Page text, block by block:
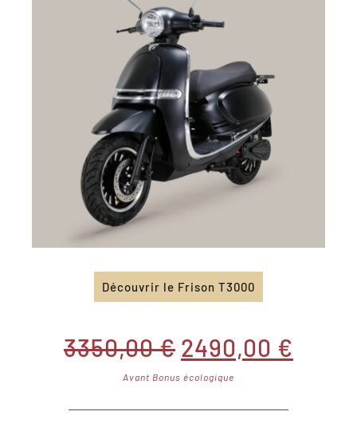
Découvrir le Frison T3000
3350,00€ Le
prix
2490,00 €
Avant Bonus écologique